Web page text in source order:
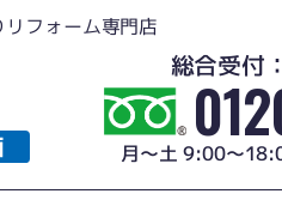
フォーム専門店
総合受付
月～土 9:00～